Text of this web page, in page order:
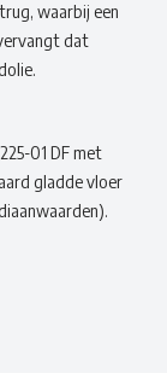
waarbij een
dat
01 DF met
gladde vloer